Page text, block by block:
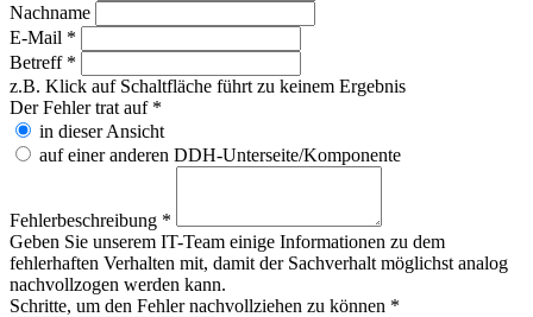
Nachname
E-Mail *
Betreff *
z.B. Klick auf Schaltfläche führt zu keinem Ergebnis
Der Fehler trat auf *
in dieser Ansicht
auf einer anderen DDH-Unterseite/Komponente
Fehlerbeschreibung *
Geben Sie unserem IT-Team einige Informationen zu dem
fehlerhaften Verhalten mit, damit der Sachverhalt möglichst analog
nachvollzogen werden kann.
Schritte, um den Fehler nachvollziehen zu können *